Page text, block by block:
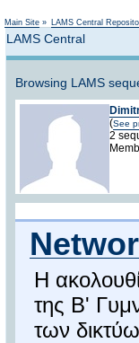
Main Site » LAMS Central
LAMS Central
Browsing LAMS
(See
2
Η
της Β'
των